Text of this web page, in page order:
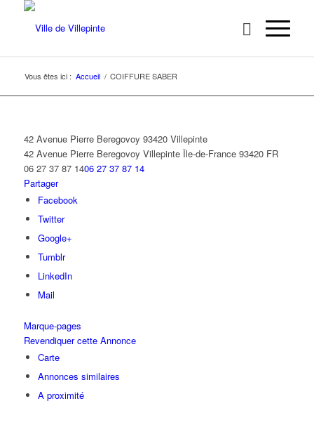
Vous êtes ici : Accueil / COIFFURE SABER
42 Avenue Pierre Beregovoy 93420 Villepinte
42 Avenue Pierre Beregovoy Villepinte Île-de-France 93420 FR
06 27 37 87 1406 27 37 87 14
Partager
Facebook
Twitter
Google+
Tumblr
LinkedIn
Mail
Marque-pages
Revendiquer cette Annonce
Carte
Annonces similaires
A proximité